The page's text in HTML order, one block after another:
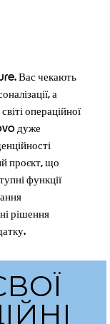
Вас чекають
а
операційної
дуже
проєкт, що
функції
рішення